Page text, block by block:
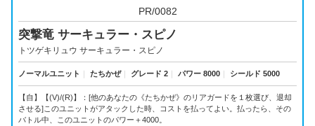
PR/0082
突撃竜 サーキュラー・スピノ
トツゲキリュウ サーキュラー・スピノ
ノーマルユニット たちかぜ｜ グレード 2 パワー 8000 シールド 5000
【自】【(V)/(R)】：[他のあなたの《たちかぜ》のリアガードを１枚選び、退却
させる]このユニットがアタックした時、コストを払ってよい。払ったら、その
バトル中、このユニットのパワー＋4000。